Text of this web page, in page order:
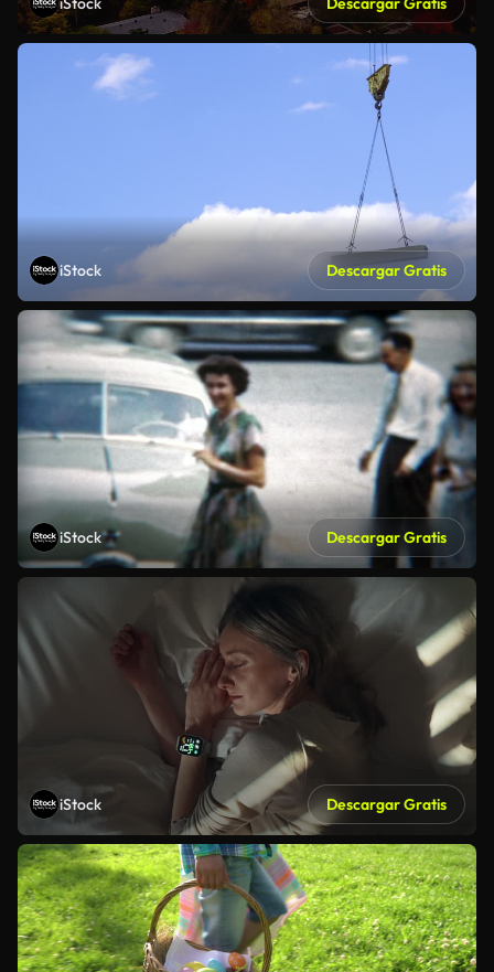
iStock Descargar Gratis
iStock Descargar Gratis
iStock Descargar Gratis